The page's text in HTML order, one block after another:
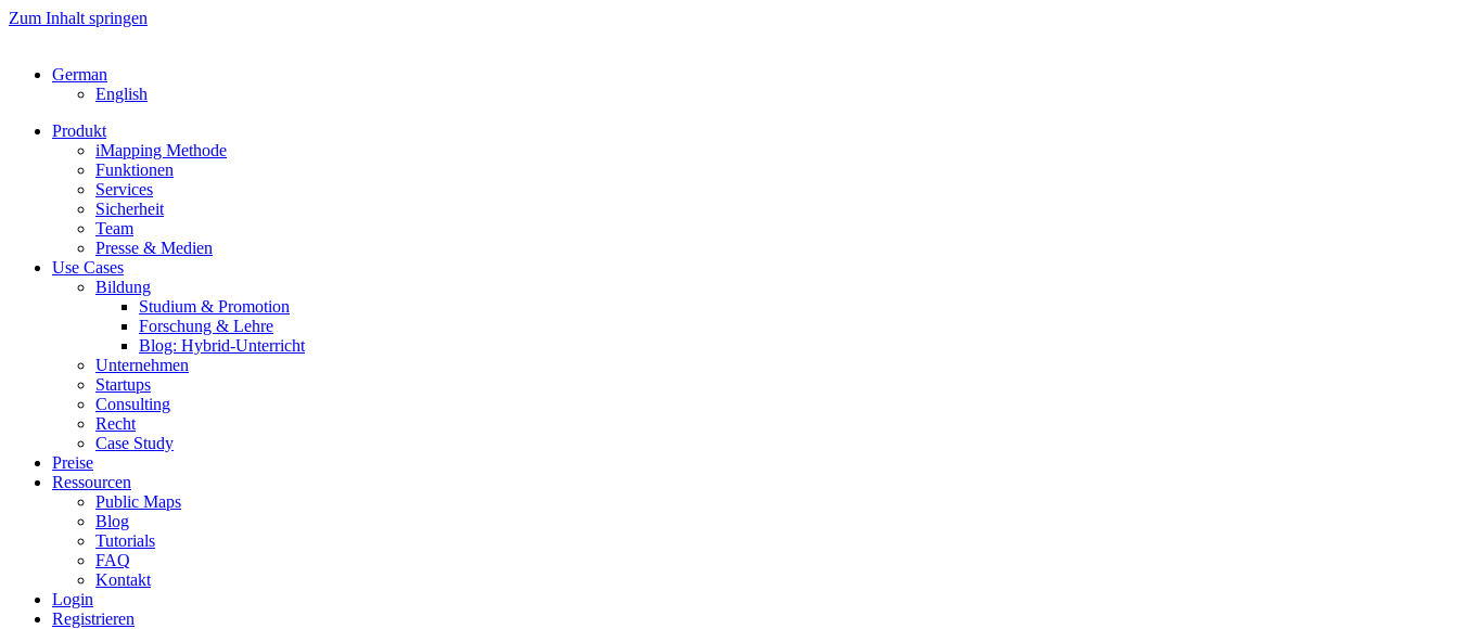
Zum Inhalt springen
German
English
Produkt
iMapping Methode
Funktionen
Services
Sicherheit
Team
Presse & Medien
Use Cases
Bildung
Studium & Promotion
Forschung & Lehre
Blog: Hybrid-Unterricht
Unternehmen
Startups
Consulting
Recht
Case Study
Preise
Ressourcen
Public Maps
Blog
Tutorials
FAQ
Kontakt
Login
Registrieren